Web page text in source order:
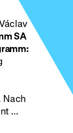
SA
Nach
...